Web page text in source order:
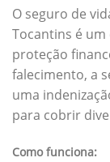
O seguro de
Tocantins é
proteção
falecimento, a
uma
para cobrir
Como funciona: